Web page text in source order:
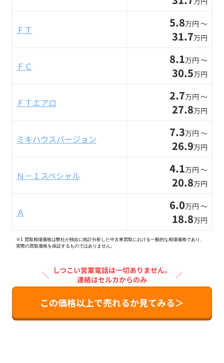
ＦＴ 5.8万円 〜
31.7万円
ＦＣ 8.1万円 〜
30.5万円
ＦＴエアロ 2.7万円 〜
27.8万円
ミキハウスバージョン 7.3万円 〜
26.9万円
Ｎ－１スペシャル 4.1万円 〜
20.8万円
Ａ 6.0万円 〜
18.8万円
※1 買取相場価格は弊社が独自に統計分析した中古車買取における一般的な相場価格であり、
実際の買取価格を保証するものではありません。
＼ しつこい営業電話は一切ありません。
連絡はセルカからのみ
／
この価格以上で売れるか見てみる＞